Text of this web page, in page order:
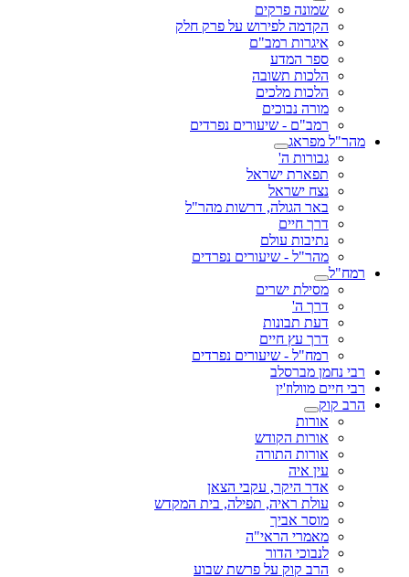
שמונה פרקים
הקדמה לפירוש על פרק חלק
איגרות רמב"ם
ספר המדע
הלכות תשובה
הלכות מלכים
מורה נבוכים
רמב"ם - שיעורים נפרדים
מהר"ל מפראג
גבורות ה'
תפארת ישראל
נצח ישראל
באר הגולה, דרשות מהר"ל
דרך חיים
נתיבות עולם
מהר"ל - שיעורים נפרדים
רמח"ל
מסילת ישרים
דרך ה'
דעת תבונות
דרך עץ חיים
רמח"ל - שיעורים נפרדים
רבי נחמן מברסלב
רבי חיים מוולוז'ין
הרב קוק
אורות
אורות הקודש
אורות התורה
עין איה
אדר היקר, עקבי הצאן
עולת ראיה, תפילה, בית המקדש
מוסר אביך
מאמרי הראי"ה
לנבוכי הדור
הרב קוק על פרשת שבוע